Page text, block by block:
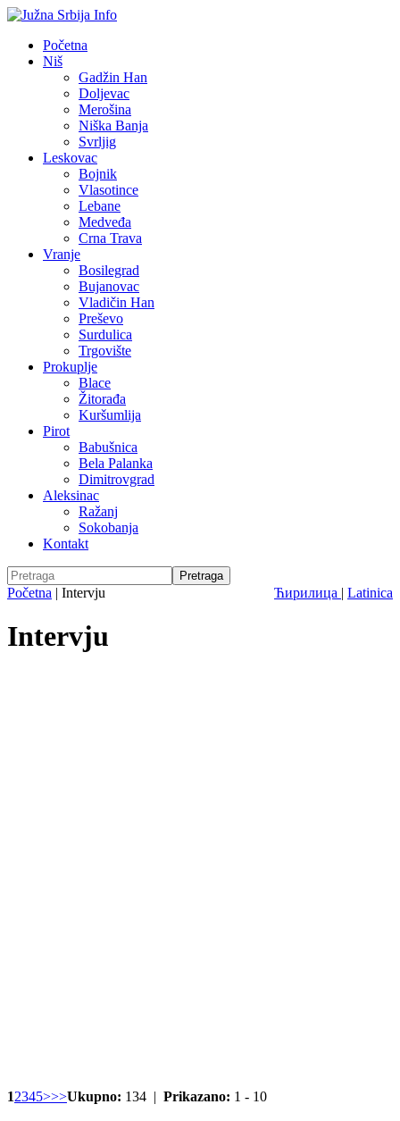
Početna
Niš
Gadžin Han
Doljevac
Merošina
Niška Banja
Svrljig
Leskovac
Bojnik
Vlasotince
Lebane
Medveđa
Crna Trava
Vranje
Bosilegrad
Bujanovac
Vladičin Han
Preševo
Surdulica
Trgovište
Prokuplje
Blace
Žitorađa
Kuršumlija
Pirot
Babušnica
Bela Palanka
Dimitrovgrad
Aleksinac
Ražanj
Sokobanja
Kontakt
Ћирилица | Latinica
Početna | Intervju
Intervju
12345>>>Ukupno: 134 | Prikazano: 1 - 10